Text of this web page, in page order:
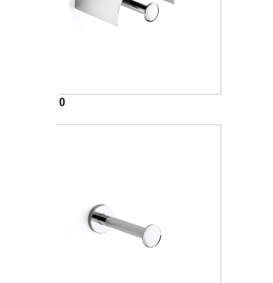
A24260